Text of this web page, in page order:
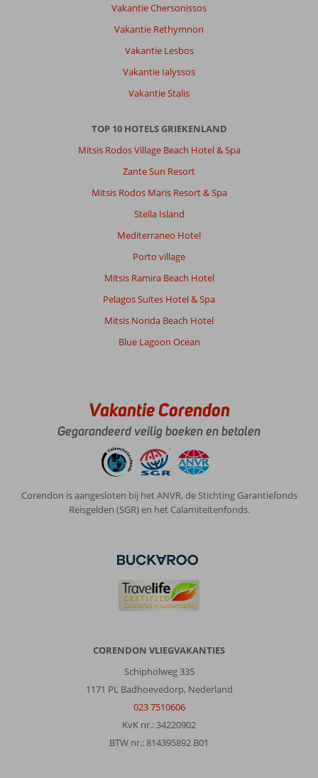
Vakantie Chersonissos
Vakantie Rethymnon
Vakantie Lesbos
Vakantie Ialyssos
Vakantie Stalis
TOP 10 HOTELS GRIEKENLAND
Mitsis Rodos Village Beach Hotel & Spa
Zante Sun Resort
Mitsis Rodos Maris Resort & Spa
Stella Island
Mediterraneo Hotel
Porto village
Mitsis Ramira Beach Hotel
Pelagos Suites Hotel & Spa
Mitsis Norida Beach Hotel
Blue Lagoon Ocean
Vakantie Corendon
Gegarandeerd veilig boeken en betalen
Corendon is aangesloten bij het ANVR, de Stichting Garantiefonds
Reisgelden (SGR) en het Calamiteitenfonds.
CORENDON VLIEGVAKANTIES
Schipholweg 335
1171 PL Badhoevedorp, Nederland
023 7510606
KvK nr.: 34220902
BTW nr.: 814395892 B01